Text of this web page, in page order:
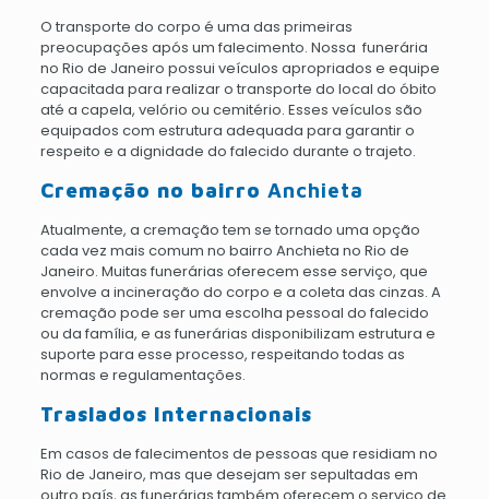
O transporte do corpo é uma das primeiras
preocupações após um falecimento. Nossa funerária
no Rio de Janeiro possui veículos apropriados e equipe
capacitada para realizar o transporte do local do óbito
até a capela, velório ou cemitério. Esses veículos são
equipados com estrutura adequada para garantir o
respeito e a dignidade do falecido durante o trajeto.
Cremação no bairro Anchieta
Atualmente, a cremação tem se tornado uma opção
cada vez mais comum no bairro Anchieta no Rio de
Janeiro. Muitas funerárias oferecem esse serviço, que
envolve a incineração do corpo e a coleta das cinzas. A
cremação pode ser uma escolha pessoal do falecido
ou da família, e as funerárias disponibilizam estrutura e
suporte para esse processo, respeitando todas as
normas e regulamentações.
Traslados Internacionais
Em casos de falecimentos de pessoas que residiam no
Rio de Janeiro, mas que desejam ser sepultadas em